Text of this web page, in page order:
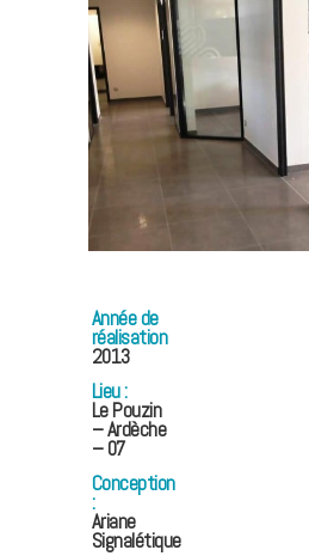
Année de
réalisation
2013
Lieu :
Le Pouzin
– Ardèche
– 07
Conception
:
Ariane
Signalétique